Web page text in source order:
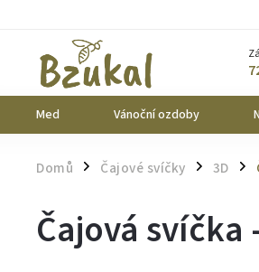
Med Vánoční ozdoby
Domů / Čajové svíčky / 3D /
Čajová svíčka